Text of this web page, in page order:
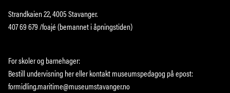
Strandkaien 22, 4005 Stavanger.
407 69 679 /foajé (bemannet i åpningstiden)
For skoler og barnehager:
Bestill undervisning hereller kontakt museumspedagog på epost:
formidling.maritime@museumstavanger.no